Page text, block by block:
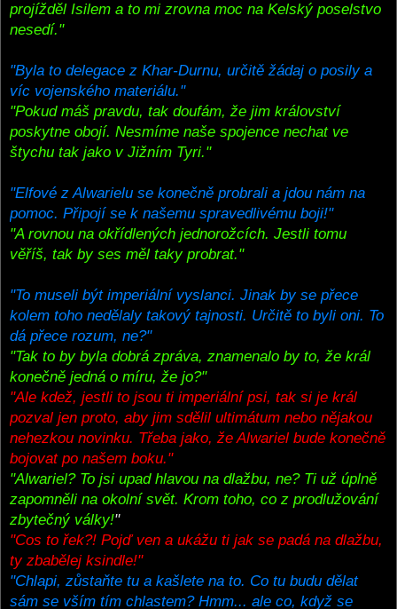
projížděl Isilem a to mi zrovna moc na Kelský poselstvo
nesedí."
"Byla to delegace z Khar-Durnu, určitě žádaj o posily a
víc vojenského materiálu."
"Pokud máš pravdu, tak doufám, že jim království
poskytne obojí. Nesmíme naše spojence nechat ve
štychu tak jako v Jižním Tyri."
"Elfové z Alwarielu se konečně probrali a jdou nám na
pomoc. Připojí se k našemu spravedlivému boji!"
"A rovnou na okřídlených jednorožcích. Jestli tomu
věříš, tak by ses měl taky probrat."
"To museli být imperiální vyslanci. Jinak by se přece
kolem toho nedělaly takový tajnosti. Určitě to byli oni. To
dá přece rozum, ne?"
"Tak to by byla dobrá zpráva, znamenalo by to, že král
konečně jedná o míru, že jo?"
"Ale kdež, jestli to jsou ti imperiální psi, tak si je král
pozval jen proto, aby jim sdělil ultimátum nebo nějakou
nehezkou novinku. Třeba jako, že Alwariel bude konečně
bojovat po našem boku."
"Alwariel? To jsi upad hlavou na dlažbu, ne? Ti už úplně
zapomněli na okolní svět. Krom toho, co z prodlužování
zbytečný války!"
"Cos to řek?! Pojď ven a ukážu ti jak se padá na dlažbu,
ty zbabělej ksindle!"
"Chlapi, zůstaňte tu a kašlete na to. Co tu budu dělat
sám se vším tím chlastem? Hmm... ale co, když se